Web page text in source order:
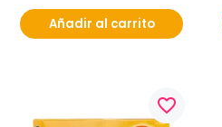
Añadir al carrito
favorite_border